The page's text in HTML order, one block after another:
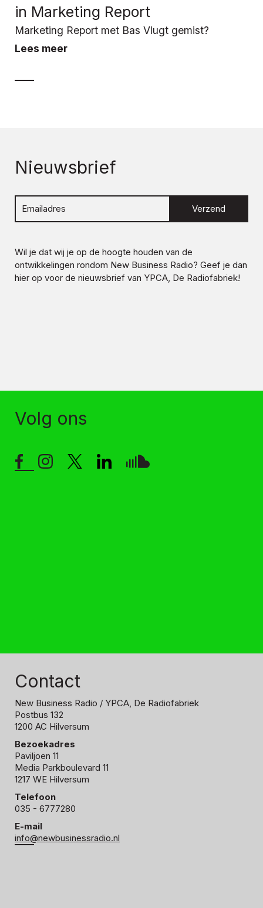
in Marketing Report
Marketing Report met Bas Vlugt gemist?
Lees meer
Nieuwsbrief
Verzend
Wil je dat wij je op de hoogte houden van de
ontwikkelingen rondom New Business Radio? Geef je dan
hier op voor de nieuwsbrief van YPCA, De Radiofabriek!
Volg ons
Contact
New Business Radio / YPCA, De Radiofabriek
Postbus 132
1200 AC Hilversum
Bezoekadres
Paviljoen 11
Media Parkboulevard 11
1217 WE Hilversum
Telefoon
035 - 6777280
E-mail
info@newbusinessradio.nl